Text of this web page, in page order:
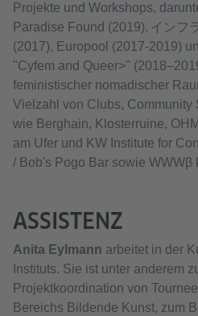
Projekte und Workshops,
Paradise Found (2019), インフ
(2017), Europool (2017-2019)
"Cyfem and Queer>"
feministischer nomadischer
Vielzahl von Clubs, Community
wie Berghain, Klosterruine,
am Ufer und KW Institute for
/ Bob's Pogo Bar sowie WWWβ
ASSISTENZ
Anita Eylmann arbeitet in der
Instituts. Sie ist unter anderem
Projektkoordination von
Bereichs Bildende Kunst, zum